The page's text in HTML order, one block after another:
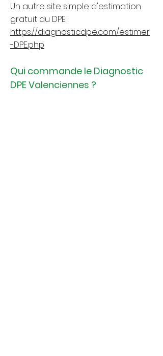
Un autre site simple d'estimation
gratuit du DPE :
https://diagnosticdpe.com/estimer
-DPE.php
Qui commande le Diagnostic
DPE Valenciennes ?